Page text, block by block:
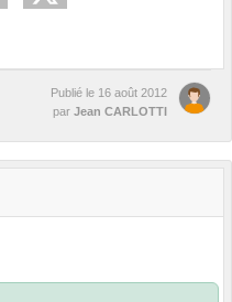
Publié le 16 août 2012
par Jean CARLOTTI